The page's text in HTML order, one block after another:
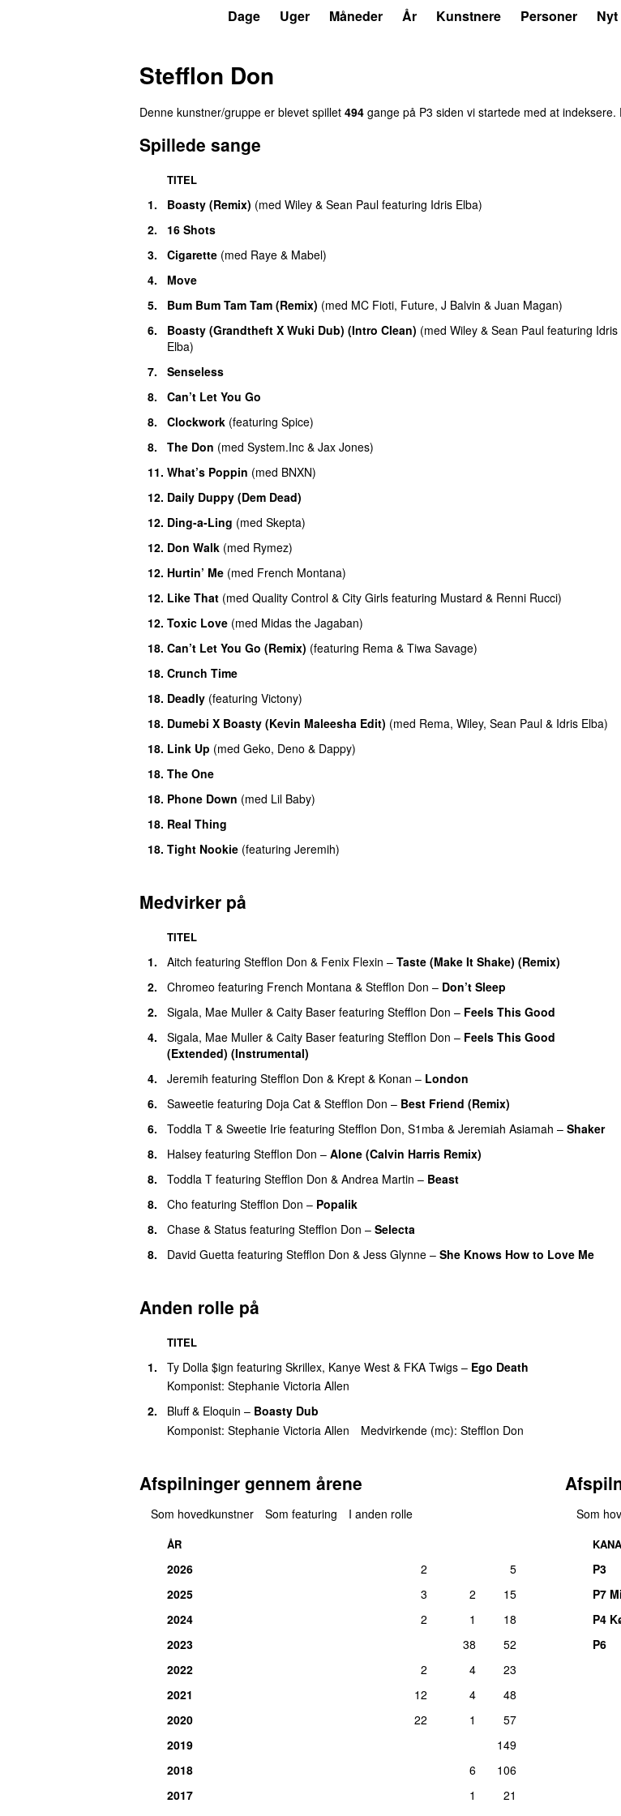
Dage Uger Måneder År Kunstnere Personer Nyt
Stefflon Don
Denne kunstner/gruppe er blevet spillet 494 gange på P3 siden vi startede med at
Spillede sange
TITEL
1. Boasty (Remix) (med Wiley & Sean Paul featuring Idris Elba)
2.
16 Shots
3.
Cigarette (med Raye & Mabel)
4.
Move
5.
Bum Bum Tam Tam (Remix) (med MC Fioti, Future, J Balvin & Juan Magan)
6.
Boasty (Grandtheft X Wuki Dub) (Intro Clean) (med Wiley & Sean Paul featuring Idris
Elba)
7. Senseless
8.
Can’t Let You Go
8.
Clockwork (featuring Spice)
8.
The Don (med System.Inc & Jax Jones)
11. What’s Poppin (med BNXN)
12. Daily Duppy (Dem Dead)
12. Ding-a-Ling (med Skepta)
12. Don Walk (med Rymez)
12. Hurtin’ Me (med French Montana)
12. Like That (med Quality Control & City Girls featuring Mustard & Renni Rucci)
12. Toxic Love (med Midas the Jagaban)
18. Can’t Let You Go (Remix) (featuring Rema & Tiwa Savage)
18. Crunch Time
18. Deadly (featuring Victony)
18. Dumebi X Boasty (Kevin Maleesha Edit) (med Rema, Wiley, Sean Paul & Idris Elba)
18. Link Up (med Geko, Deno & Dappy)
18. The One
18. Phone Down (med Lil Baby)
18. Real Thing
18. Tight Nookie (featuring Jeremih)
Medvirker på
TITEL
1. Aitch featuring Stefflon Don & Fenix Flexin – Taste (Make It Shake) (Remix)
2.
Chromeo featuring French Montana & Stefflon Don – Don’t Sleep
2.
Sigala, Mae Muller & Caity Baser featuring Stefflon Don – Feels This Good
4.
Sigala, Mae Muller & Caity Baser featuring Stefflon Don – Feels This Good
(Extended) (Instrumental)
4. Jeremih featuring Stefflon Don & Krept & Konan – London
6.
Saweetie featuring Doja Cat & Stefflon Don – Best Friend (Remix)
6.
Toddla T & Sweetie Irie featuring Stefflon Don, S1mba & Jeremiah Asiamah – Shaker
8.
Halsey featuring Stefflon Don – Alone (Calvin Harris Remix)
8.
Toddla T featuring Stefflon Don & Andrea Martin – Beast
8.
Cho featuring Stefflon Don – Popalik
8.
Chase & Status featuring Stefflon Don – Selecta
8.
David Guetta featuring Stefflon Don & Jess Glynne – She Knows How to Love Me
Anden rolle på
TITEL
1. Ty Dolla $ign featuring Skrillex, Kanye West & FKA Twigs – Ego Death
Komponist: Stephanie Victoria Allen
2.
Bluff& Eloquin – Boasty Dub
Komponist: Stephanie Victoria Allen Medvirkende (mc): Stefflon Don
Afspilninger gennem årene
Som hovedkunstner Som featuring I anden rolle
ÅR
2026 2
5
2025
3 2
15
2024
2 1
18
2023
38
52
2022
2 4
23
2021
12 4
48
2020
22 1
57
2019
149
2018
6
106
2017
1 21
Som
P3
P7
P4
P6